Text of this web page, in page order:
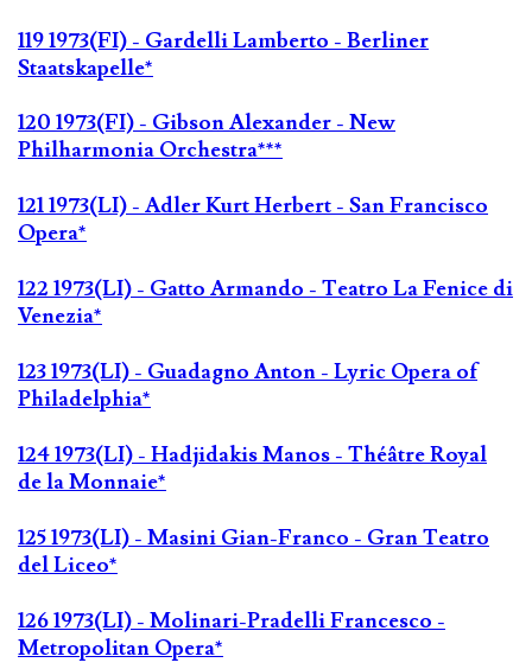
119 1973(FI) - Gardelli Lamberto - Berliner
Staatskapelle*
120 1973(FI) - Gibson Alexander - New
Philharmonia Orchestra***
121 1973(LI) - Adler Kurt Herbert - San Francisco
Opera*
122 1973(LI) - Gatto Armando - Teatro La Fenice di
Venezia*
123 1973(LI) - Guadagno Anton - Lyric Opera of
Philadelphia*
124 1973(LI) - Hadjidakis Manos - Théâtre Royal
de la Monnaie*
125 1973(LI) - Masini Gian-Franco - Gran Teatro
del Liceo*
126 1973(LI) - Molinari-Pradelli Francesco -
Metropolitan Opera*